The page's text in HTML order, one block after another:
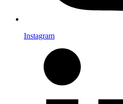
Instagram